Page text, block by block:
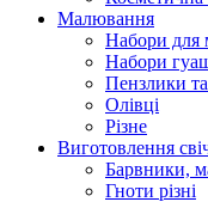
Малювання
Набори для
Набори
Пензлики
Олівці
Різне
Виготовлення
Барвники,
Гноти різні